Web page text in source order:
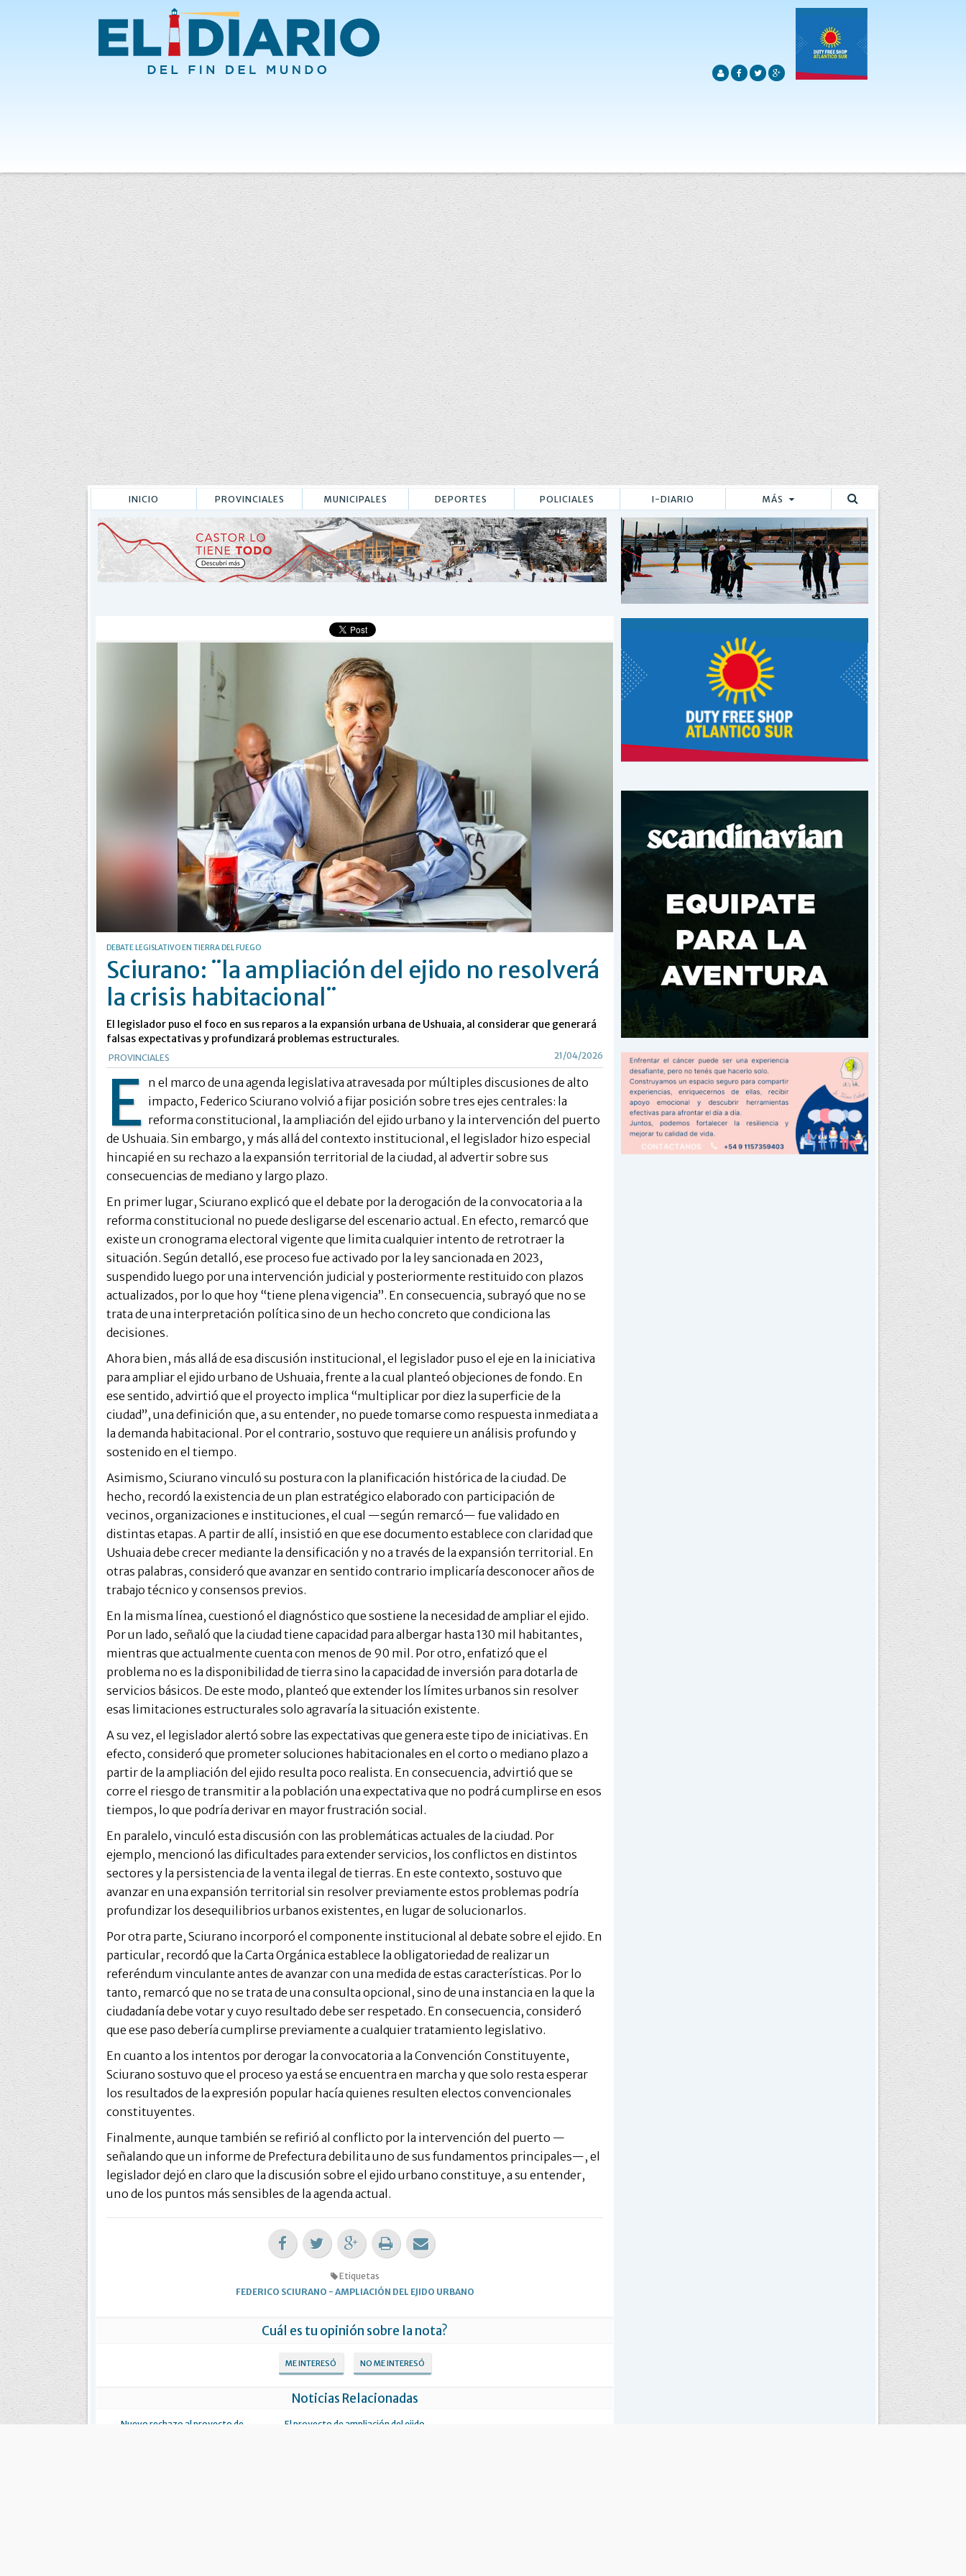
INICIO PROVINCIALES MUNICIPALES DEPORTES POLICIALES I-DIARIO MÁS
Buscar
DEBATE LEGISLATIVO EN TIERRA DEL FUEGO
Sciurano: ¨la ampliación del ejido no resolverá
la crisis habitacional¨
El legislador puso el foco en sus reparos a la expansión urbana de Ushuaia, al considerar que generará
falsas expectativas y profundizará problemas estructurales.
PROVINCIALES 21/04/2026
E n el marco de una agenda legislativa atravesada por múltiples discusiones de alto
impacto, Federico Sciurano volvió a fijar posición sobre tres ejes centrales: la
reforma constitucional, la ampliación del ejido urbano y la intervención del puerto
de Ushuaia. Sin embargo, y más allá del contexto institucional, el legislador hizo especial
hincapié en su rechazo a la expansión territorial de la ciudad, al advertir sobre sus
consecuencias de mediano y largo plazo.
En primer lugar, Sciurano explicó que el debate por la derogación de la convocatoria a la
reforma constitucional no puede desligarse del escenario actual. En efecto, remarcó que
existe un cronograma electoral vigente que limita cualquier intento de retrotraer la
situación. Según detalló, ese proceso fue activado por la ley sancionada en 2023,
suspendido luego por una intervención judicial y posteriormente restituido con plazos
actualizados, por lo que hoy “tiene plena vigencia”. En consecuencia, subrayó que no se
trata de una interpretación política sino de un hecho concreto que condiciona las
decisiones.
Ahora bien, más allá de esa discusión institucional, el legislador puso el eje en la iniciativa
para ampliar el ejido urbano de Ushuaia, frente a la cual planteó objeciones de fondo. En
ese sentido, advirtió que el proyecto implica “multiplicar por diez la superficie de la
ciudad”, una definición que, a su entender, no puede tomarse como respuesta inmediata a
la demanda habitacional. Por el contrario, sostuvo que requiere un análisis profundo y
sostenido en el tiempo.
Asimismo, Sciurano vinculó su postura con la planificación histórica de la ciudad. De
hecho, recordó la existencia de un plan estratégico elaborado con participación de
vecinos, organizaciones e instituciones, el cual —según remarcó— fue validado en
distintas etapas. A partir de allí, insistió en que ese documento establece con claridad que
Ushuaia debe crecer mediante la densificación y no a través de la expansión territorial. En
otras palabras, consideró que avanzar en sentido contrario implicaría desconocer años de
trabajo técnico y consensos previos.
En la misma línea, cuestionó el diagnóstico que sostiene la necesidad de ampliar el ejido.
Por un lado, señaló que la ciudad tiene capacidad para albergar hasta 130 mil habitantes,
mientras que actualmente cuenta con menos de 90 mil. Por otro, enfatizó que el
problema no es la disponibilidad de tierra sino la capacidad de inversión para dotarla de
servicios básicos. De este modo, planteó que extender los límites urbanos sin resolver
esas limitaciones estructurales solo agravaría la situación existente.
A su vez, el legislador alertó sobre las expectativas que genera este tipo de iniciativas. En
efecto, consideró que prometer soluciones habitacionales en el corto o mediano plazo a
partir de la ampliación del ejido resulta poco realista. En consecuencia, advirtió que se
corre el riesgo de transmitir a la población una expectativa que no podrá cumplirse en esos
tiempos, lo que podría derivar en mayor frustración social.
En paralelo, vinculó esta discusión con las problemáticas actuales de la ciudad. Por
ejemplo, mencionó las dificultades para extender servicios, los conflictos en distintos
sectores y la persistencia de la venta ilegal de tierras. En este contexto, sostuvo que
avanzar en una expansión territorial sin resolver previamente estos problemas podría
profundizar los desequilibrios urbanos existentes, en lugar de solucionarlos.
Por otra parte, Sciurano incorporó el componente institucional al debate sobre el ejido. En
particular, recordó que la Carta Orgánica establece la obligatoriedad de realizar un
referéndum vinculante antes de avanzar con una medida de estas características. Por lo
tanto, remarcó que no se trata de una consulta opcional, sino de una instancia en la que la
ciudadanía debe votar y cuyo resultado debe ser respetado. En consecuencia, consideró
que ese paso debería cumplirse previamente a cualquier tratamiento legislativo.
En cuanto a los intentos por derogar la convocatoria a la Convención Constituyente,
Sciurano sostuvo que el proceso ya está se encuentra en marcha y que solo resta esperar
los resultados de la expresión popular hacía quienes resulten electos convencionales
constituyentes.
Finalmente, aunque también se refirió al conflicto por la intervención del puerto —
señalando que un informe de Prefectura debilita uno de sus fundamentos principales—, el
legislador dejó en claro que la discusión sobre el ejido urbano constituye, a su entender,
uno de los puntos más sensibles de la agenda actual.
Etiquetas
FEDERICO SCIURANO - AMPLIACIÓN DEL EJIDO URBANO
Cuál es tu opinión sobre la nota?
ME INTERESÓ NO ME INTERESÓ
Noticias Relacionadas
Nuevo rechazo al proyecto de
El proyecto de ampliación del ejido